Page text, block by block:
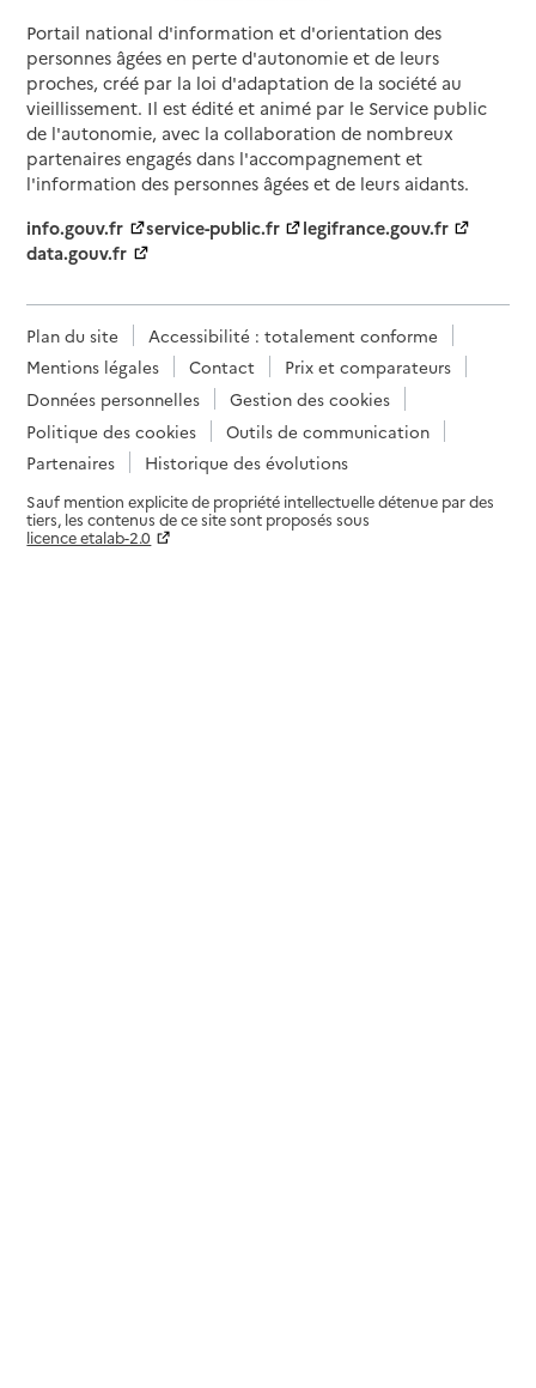
Portail national d'information et d'orientation des
personnes âgées en perte d'autonomie et de leurs
proches, créé par la loi d'adaptation de la société au
vieillissement. Il est édité et animé par le Service public
de l'autonomie, avec la collaboration de nombreux
partenaires engagés dans l'accompagnement et
l'information des personnes âgées et de leurs aidants.
info.gouv.fr
service-public.fr
legifrance.gouv.fr
data.gouv.fr
Plan du site
Accessibilité : totalement conforme
Mentions légales
Contact
Prix et comparateurs
Données personnelles
Gestion des cookies
Politique des cookies
Outils de communication
Partenaires
Historique des évolutions
Sauf mention explicite de propriété intellectuelle détenue par des
tiers, les contenus de ce site sont proposés sous
licence etalab-2.0